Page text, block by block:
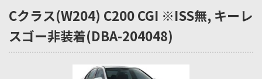
Cクラス(W204) C200 CGI ※ISS無, キーレ
スゴー非装着(DBA-204048)